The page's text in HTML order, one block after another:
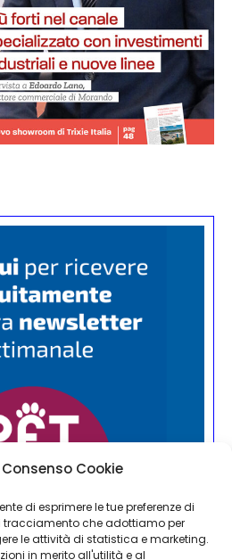
Cookie
di esprimere le tue preferenze di
tracciamento che adottiamo per
le attività di statistica e marketing.
in merito all'utilità e al